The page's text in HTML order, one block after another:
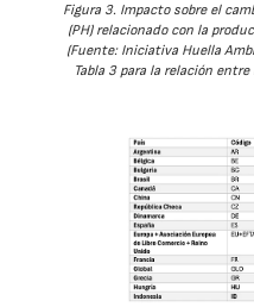
Figura 3. Impacto sobre el
(PH) relacionado con la
(Fuente: Iniciativa Huella
Tabla 3 para la relación